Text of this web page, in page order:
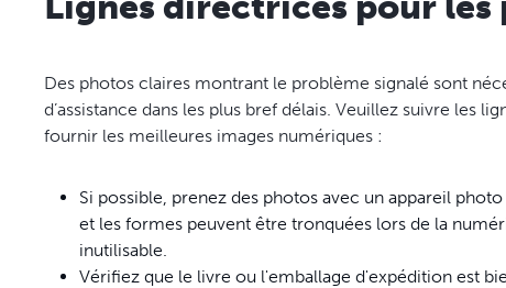
Des photos claires montrant le problème signalé sont
d’assistance dans les plus bref délais. Veuillez suivre les
fournir les meilleures images numériques :
Si possible, prenez des photos avec un appareil
et les formes peuvent être tronquées lors de la
inutilisable.
Vérifiez que le livre ou l'emballage d'expédition est